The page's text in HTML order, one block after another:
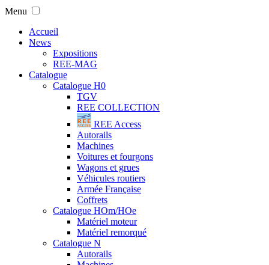
Menu
Accueil
News
Expositions
REE-MAG
Catalogue
Catalogue H0
TGV
REE COLLECTION
REE Access
Autorails
Machines
Voitures et fourgons
Wagons et grues
Véhicules routiers
Armée Française
Coffrets
Catalogue HOm/HOe
Matériel moteur
Matériel remorqué
Catalogue N
Autorails